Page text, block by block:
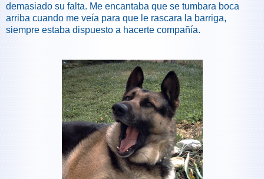
demasiado su falta. Me encantaba que se tumbara boca
arriba cuando me veía para que le rascara la barriga,
siempre estaba dispuesto a hacerte compañía.